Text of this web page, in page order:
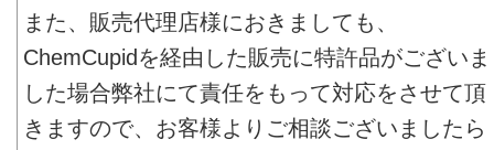
また、販売代理店様におきましても、
ChemCupidを経由した販売に特許品がございま
した場合弊社にて責任をもって対応をさせて頂
きますので、お客様よりご相談ございましたら